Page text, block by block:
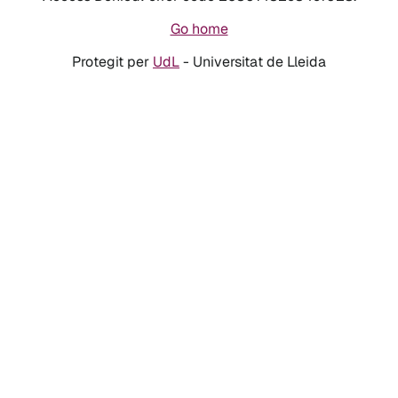
Go home
Protegit per UdL- Universitat de Lleida